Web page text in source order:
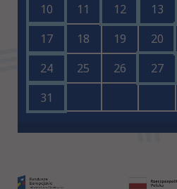
10
11 12 13
17
18 19 20
24
25 26 27
31